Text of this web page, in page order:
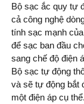
Bộ sạc ắc quy tự
cả công nghệ
tính sạc mạnh
để sạc ban đầu
sang chế độ điện
Bộ sạc tự động
và sẽ tự động bắt
một điện áp cụ